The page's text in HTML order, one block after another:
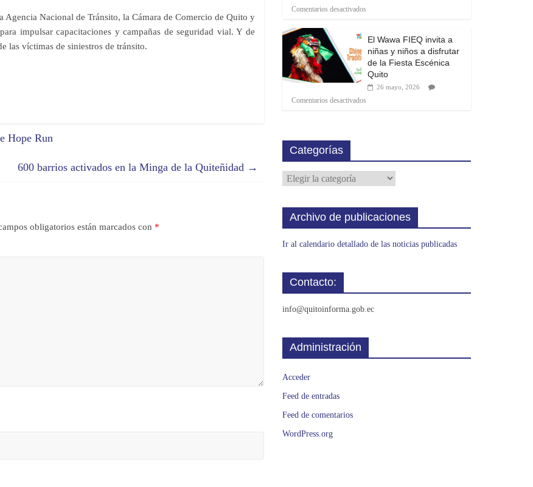
Nacional de Tránsito, la Cámara de Comercio de Quito y
impulsar capacitaciones y campañas de seguridad vial. Y de
las víctimas de siniestros de tránsito.
Hope Run
600 barrios activados en la Minga de la Quiteñidad →
obligatorios están marcados con *
Comentarios desactivados
El Wawa FIEQ invita a
niñas y niños a disfrutar
de la Fiesta Escénica
Quito
26 mayo, 2026
Comentarios desactivados
Categorías
Archivo de publicaciones
Ir al calendario detallado de las noticias publicadas
Contacto:
info@quitoinforma.gob.ec
Administración
Acceder
Feed de entradas
Feed de comentarios
WordPress.org